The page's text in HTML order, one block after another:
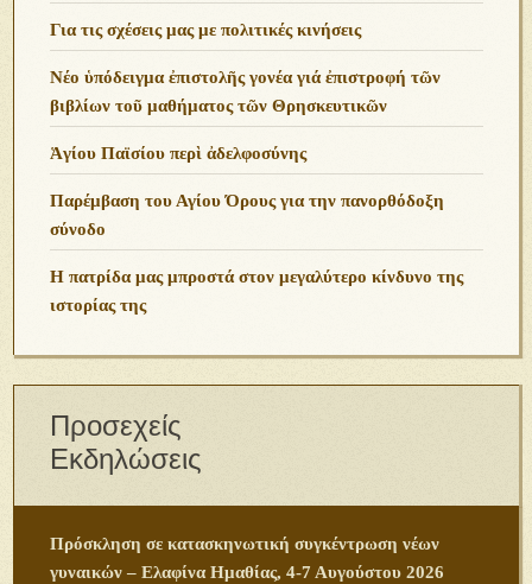
Για τις σχέσεις μας με πολιτικές κινήσεις
Νέο ὑπόδειγμα ἐπιστολῆς γονέα γιά ἐπιστροφή τῶν
βιβλίων τοῦ μαθήματος τῶν Θρησκευτικῶν
Ἁγίου Παϊσίου περὶ ἀδελφοσύνης
Παρέμβαση του Αγίου Όρους για την πανορθόδοξη
σύνοδο
Η πατρίδα μας μπροστά στον μεγαλύτερο κίνδυνο της
ιστορίας της
Προσεχείς
Εκδηλώσεις
Πρόσκληση σε κατασκηνωτική συγκέντρωση νέων
γυναικών – Ελαφίνα Ημαθίας, 4-7 Αυγούστου 2026